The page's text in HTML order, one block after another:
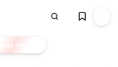
EKSTRA